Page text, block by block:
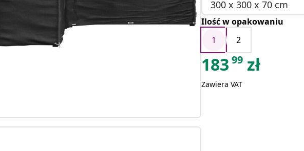
300 x 300 x 70 cm
Ilość w opakowaniu
1
2
183 99 zł
Zawiera VAT